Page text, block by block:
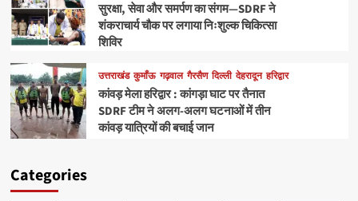
सुरक्षा, सेवा और समर्पण का संगम—SDRF ने
शंकराचार्य चौक पर लगाया निःशुल्क चिकित्सा
शिविर
उत्तराखंड कुमाँऊ गढ़वाल गैरसैण दिल्ली देहरादून हरिद्वार
कांवड़ मेला हरिद्वार : कांगड़ा घाट पर तैनात
SDRF टीम ने अलग-अलग घटनाओं में तीन
कांवड़ यात्रियों की बचाई जान
Categories